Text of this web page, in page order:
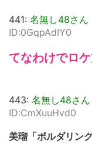
441: 名無し48さん
ID:0GqpAdIY0
てなわけでロ
443: 名無し48さん
ID:CmXuuHvd0
美瑠「ボルダリン